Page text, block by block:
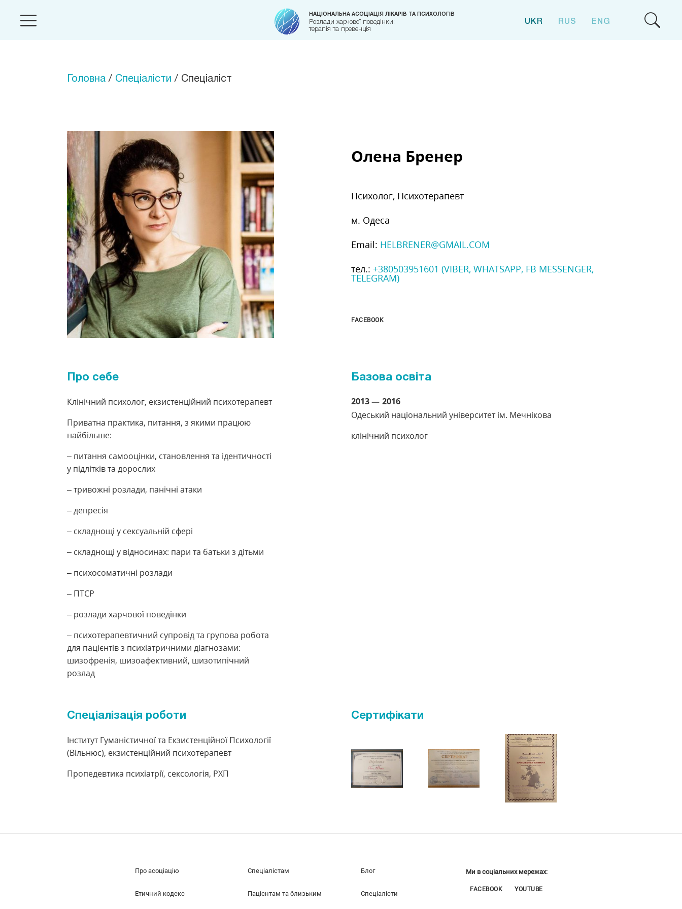
НАЦІОНАЛЬНА АСОЦІАЦІЯ ЛІКАРІВ ТА ПСИХОЛОГІВ
Розлади харчової поведінки:
терапія та превенція
UKR RUS ENG
Головна / Спеціалісти / Спеціаліст
Олена Бренер
Психолог, Психотерапевт
м. Одеса
Email: HELBRENER@GMAIL.COM
тел.: +380503951601 (VIBER, WHATSAPP, FB MESSENGER,
TELEGRAM)
FACEBOOK
Про себе
Клінічний психолог, екзистенційний психотерапевт
Приватна практика, питання, з якими працюю
найбільше:
– питання самооцінки, становлення та ідентичності
у підлітків та дорослих
– тривожні розлади, панічні атаки
– депресія
– складнощі у сексуальній сфері
– складнощі у відносинах: пари та батьки з дітьми
– психосоматичні розлади
– ПТСР
– розлади харчової поведінки
– психотерапевтичний супровід та групова робота
для пацієнтів з психіатричними діагнозами:
шизофренія, шизоафективний, шизотипічний
розлад
Базова освіта
2013
2016
Одеський національний університет ім. Мечнікова
клінічний психолог
Спеціалізація роботи
Інститут Гуманістичної та Екзистенційної Психології
(Вільнюс), екзистенційний психотерапевт
Пропедевтика психіатрії, сексологія, РХП
Сертифікати
Про асоціацію
Етичний кодекс
Спеціалістам
Пацієнтам та близьким
Блог
Спеціалісти
Ми в соціальних мережах:
FACEBOOK YOUTUBE